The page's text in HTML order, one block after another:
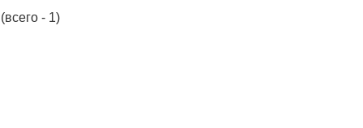
(всего - 1)